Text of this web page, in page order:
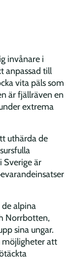
invånare i
anpassad till
vita päls som
är fjällräven en
extrema
uthärda de
Sverige är
de alpina
Norrbotten,
sina ungar.
möjligheter att